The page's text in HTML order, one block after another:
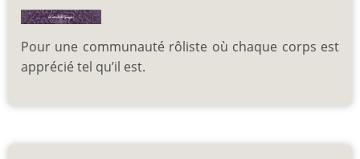
Pour une communauté rôliste où chaque corps est
apprécié tel qu’il est.